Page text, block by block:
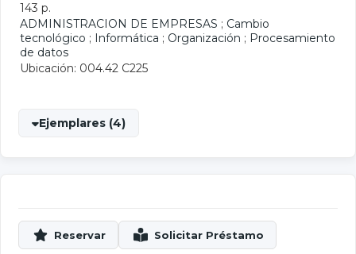
143 p.
ADMINISTRACION DE EMPRESAS ; Cambio
tecnológico ; Informática ; Organización ; Procesamiento
de datos
Ubicación: 004.42 C225
Ejemplares (4)